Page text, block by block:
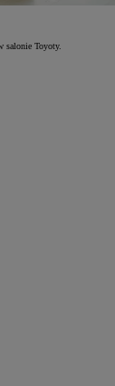
salonie Toyoty.